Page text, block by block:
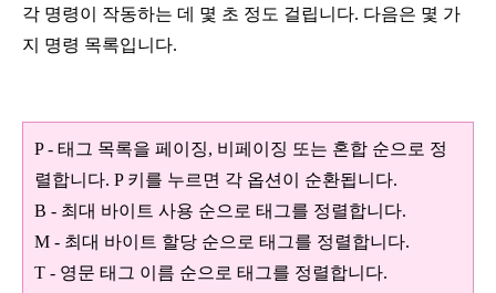
각 명령이 작동하는 데 몇 초 정도 걸립니다. 다음은 몇 가
지 명령 목록입니다.
P - 태그 목록을 페이징, 비페이징 또는 혼합 순으로 정
렬합니다. P 키를 누르면 각 옵션이 순환됩니다.
B - 최대 바이트 사용 순으로 태그를 정렬합니다.
M - 최대 바이트 할당 순으로 태그를 정렬합니다.
T - 영문 태그 이름 순으로 태그를 정렬합니다.